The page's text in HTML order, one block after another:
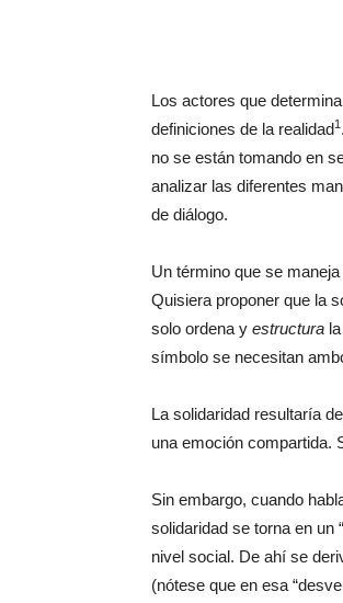
Los actores que
definiciones de la realidad1
no se están tomando en
analizar las diferentes
de diálogo.
Un término que se
Quisiera proponer que la
solo ordena y estructura
símbolo se necesitan
La solidaridad resultaría
una emoción compartida.
Sin embargo, cuando
solidaridad se torna en un
nivel social. De ahí se
(nótese que en esa